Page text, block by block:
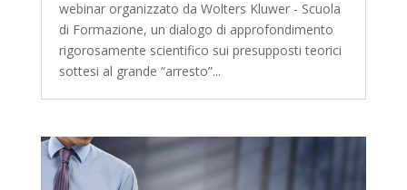
webinar organizzato da Wolters Kluwer - Scuola
di Formazione, un dialogo di approfondimento
rigorosamente scientifico sui presupposti teorici
sottesi al grande “arresto”...